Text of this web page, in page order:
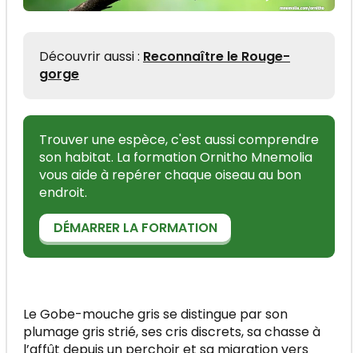
Découvrir aussi : Reconnaître le Rouge-
gorge
Trouver une espèce, c'est aussi comprendre
son habitat. La formation Ornitho Mnemolia
vous aide à repérer chaque oiseau au bon
endroit.
DÉMARRER LA FORMATION
Le Gobe-mouche gris se distingue par son
plumage gris strié, ses cris discrets, sa chasse à